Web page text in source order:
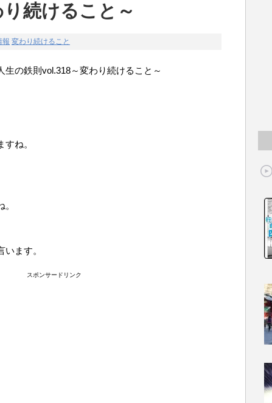
続けること～
報 変わり続けること
の鉄則vol.318～変わり続けること～
ね。
ます。
スポンサードリンク